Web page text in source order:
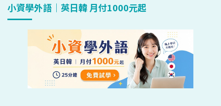
小資學外語｜英日韓 月付1000元起